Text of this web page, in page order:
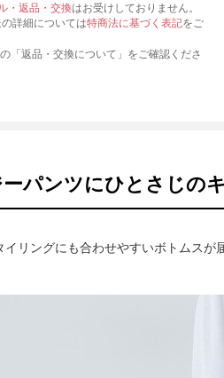
・返品・交換はお受けしておりません。
詳細については特商法に基づく表記をご
の「返品・交換について」をご確認くださ
パンツにひとさじの
イリングにも合わせやすいボトムスが